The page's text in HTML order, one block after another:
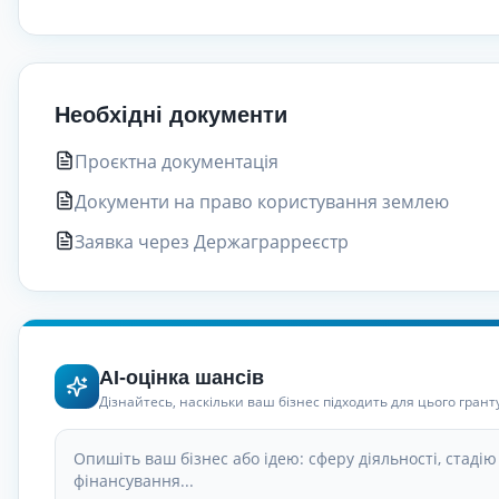
Необхідні документи
Проєктна документація
Документи на право користування землею
Заявка через Держаграрреєстр
AI-оцінка шансів
Дізнайтесь, наскільки ваш бізнес підходить для цього